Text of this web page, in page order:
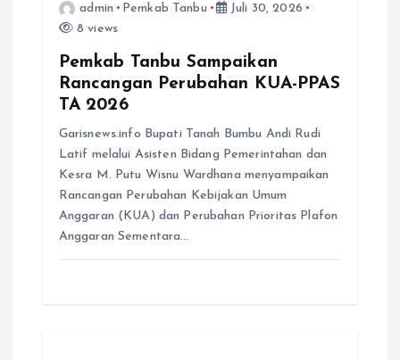
admin Pemkab Tanbu
Juli 30, 2026
8 views
Pemkab Tanbu Sampaikan
Rancangan Perubahan KUA-PPAS
TA 2026
Garisnews.info Bupati Tanah Bumbu Andi Rudi
Latif melalui Asisten Bidang Pemerintahan dan
Kesra M. Putu Wisnu Wardhana menyampaikan
Rancangan Perubahan Kebijakan Umum
Anggaran (KUA) dan Perubahan Prioritas Plafon
Anggaran Sementara…